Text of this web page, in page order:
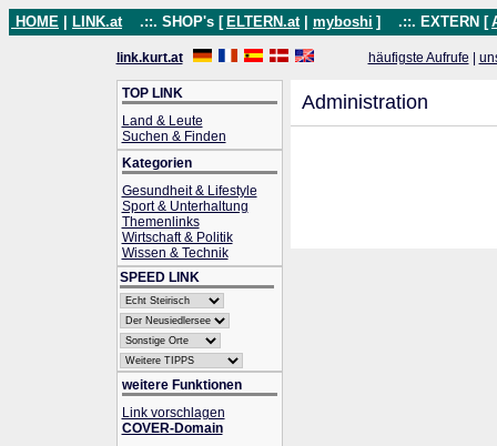
HOME LINK.at .::. SHOP's [ ELTERN.at myboshi ] .::. EXTERN [
link.kurt.at häufigste Aufrufe
TOP LINK
Land & Leute
Suchen & Finden
Kategorien
Gesundheit & Lifestyle
Sport & Unterhaltung
Themenlinks
Wirtschaft & Politik
Wissen & Technik
SPEED LINK
weitere Funktionen
Link vorschlagen
COVER-Domain
Administration